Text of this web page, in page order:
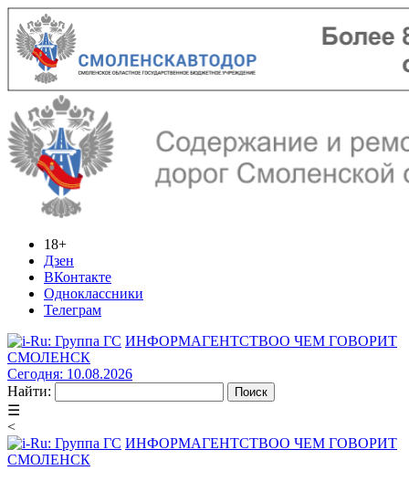
18+
Дзен
ВКонтакте
Одноклассники
Телеграм
ИНФОРМАГЕНТСТВОО ЧЕМ ГОВОРИТ
СМОЛЕНСК
Сегодня: 10.08.2026
Найти:
☰
<
ИНФОРМАГЕНТСТВОО ЧЕМ ГОВОРИТ
СМОЛЕНСК